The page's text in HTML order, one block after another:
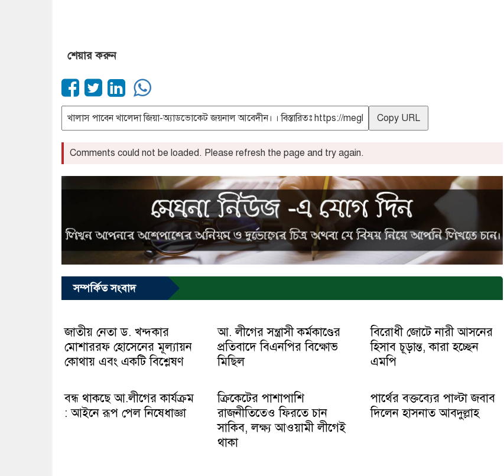
শেয়ার করুন
Copy URL
Comments could not be loaded. Please refresh the page and try again.
সম্পর্কিত সংবাদ
জাতীয় নেতা ড. খন্দকার
মোশাররফ হোসেনের মূল্যায়ন
কোথায় এবং একটি বিশ্লেষণ
আ. লীগের সন্ত্রাসী কর্মকাণ্ডের
প্রতিবাদে বিএনপির বিক্ষোভ
মিছিল
বিরোধী জোটে নারী আসনের
হিসাব চূড়ান্ত, কারা হচ্ছেন
এমপি
বন্ধ থাকছে আ.লীগের কার্যক্রম
: আইনে রূপ পেল নিষেধাজ্ঞা
ক্রিকেটের পাশাপাশি
রাজনীতিতেও ফিরতে চান
সাকিব, লক্ষ্য আওয়ামী লীগেই
থাকা
পার্থের বক্তব্যের পাল্টা জবাব
দিলেন হাসনাত আবদুল্লাহ